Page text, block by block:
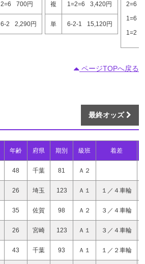
2=6 700円
6-2 2,290円
複 1=2=6 3,420円
単 6-2-1 15,120円
2=6
1=6
1=2
ページTOPへ戻る
最終オッズ
年齢 府県 期別 級班 着差
48 千葉 81 Ａ２
26 埼玉 123 Ａ１ １／４車輪
35 佐賀 98 Ａ２ ３／４車輪
26 宮崎 123 Ａ１ ３／４車輪
43 千葉 93 Ａ１ １／２車輪